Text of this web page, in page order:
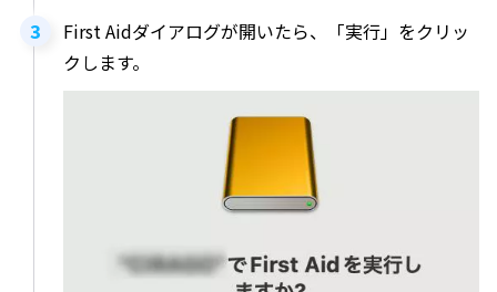
First Aidダイアログが開いたら、「実行」をクリッ
クします。